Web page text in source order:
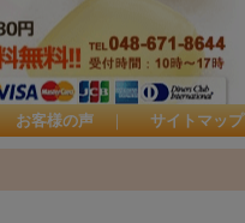
お客様の声 サイトマップ